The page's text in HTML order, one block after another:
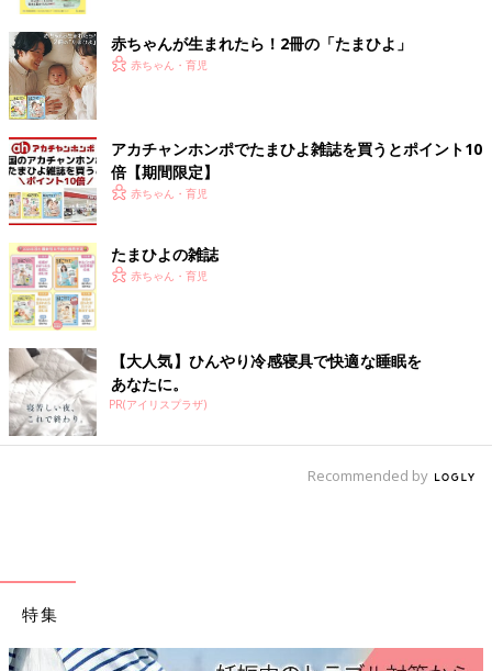
うために軽い素材の義手をつける練習を始めます。
「月に１回は神奈川リハに通い始めました。作業療法士さんは、
依茉が『義手をつけると楽しい』と感じる遊びの延長のような訓
練から始めてくれました。無理に練習をして義手をつけることを
『いやだ』『楽しくない』と拒絶してしまわないように、自宅で
も遊びながら義手をつける練習を続けました。
目に見えるところに義手を置いて、依茉が遊びたがったときに義
手を着けてみるように誘いました。そして、義手につけたおもち
ゃを振ったり、太鼓をたたいたりして楽しみながら練習していま
した」（由梨香さん）
「１歳半ごろになると、先端が手の形になっていてものをはさめ
る義手を使って、義手の先にクレヨンなどをはさんで画用紙にぐ
るぐると絵を描いて遊ぶような練習を開始しました。ときには神
奈川リハに訓練にきても『やらない』と言う日もありましたが、
そんなときは大好きなおやつなどのごほうびで誘うことも･･･。
練習の先の楽しみを持たせながら取り組んでいたら、徐々に積極
的に練習するようになっていったと思います」（佑太さん）
赤ちゃんが生まれたら！2冊の「たまひよ」
赤ちゃん・育児
アカチャンホンポでたまひよ雑誌を買うとポイント10
倍【期間限定】
赤ちゃん・育児
たまひよの雑誌
赤ちゃん・育児
【大人気】ひんやり冷感寝具で快適な睡眠を
あなたに。
PR(アイリスプラザ)
Recommended by
特集